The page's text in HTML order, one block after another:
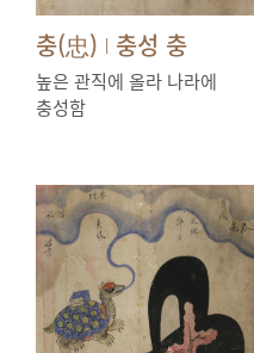
충(忠) | 충성 충
높은 관직에 올라 나라에
충성함